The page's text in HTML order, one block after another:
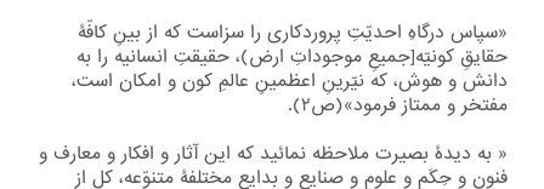
«سپاس درگاهِ احدیّتِ پروردکاری را سزاست که از بینِ کافّۀ
حقایقِ کونیّه[جمیعِ موجوداتِ ارض)، حقیقتِ انسانیه را به
دانش و هوش، که نیّرینِ اعظمینِ عالمِ کون و امکان است،
مفتخر و ممتاز فرمود»(ص۲).
« به دیدۀ بصیرت ملاحظه نمائید که این آثار و افکار و معارف و
فنون و حِکَم و علوم و صنایع و بدایعِ مختلفۀ متنوّعه، کل از